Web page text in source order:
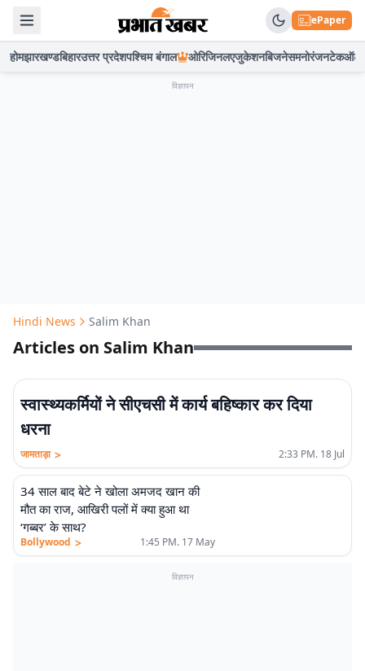
ePaper
होमझारखण्डबिहारउत्तर प्रदेशपश्चिम बंगाल ओरिजिनलएजुकेशनबिजनेसमनोरंजनटेकऑटो
विज्ञापन
Hindi News Salim Khan
Articles on Salim Khan
स्वास्थ्यकर्मियों ने सीएचसी में कार्य बहिष्कार कर दिया
धरना
जामताड़ा > 2:33 PM. 18 Jul
34 साल बाद बेटे ने खोला अमजद खान की
मौत का राज, आखिरी पलों में क्या हुआ था
‘गब्बर’ के साथ?
Bollywood > 1:45 PM. 17 May
विज्ञापन